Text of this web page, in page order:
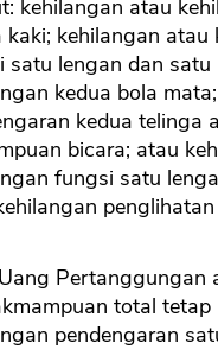
kehilangan atau
kaki; kehilangan atau
satu lengan dan satu
kedua bola
kedua telinga
bicara; atau
fungsi satu
Pertanggungan
total tetap
pendengaran